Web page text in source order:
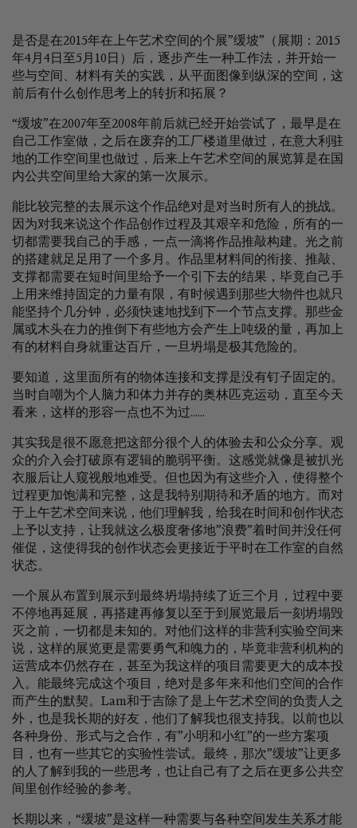
是否是在2015年在上午艺术空间的个展”缓坡”（展期：2015
年4月4日至5月10日）后，逐步产生一种工作法，并开始一
些与空间、材料有关的实践，从平面图像到纵深的空间，这
前后有什么创作思考上的转折和拓展？
“缓坡”在2007年至2008年前后就已经开始尝试了，最早是在
自己工作室做，之后在废弃的工厂楼道里做过，在意大利驻
地的工作空间里也做过，后来上午艺术空间的展览算是在国
内公共空间里给大家的第一次展示。
能比较完整的去展示这个作品绝对是对当时所有人的挑战。
因为对我来说这个作品创作过程及其艰辛和危险，所有的一
切都需要我自己的手感，一点一滴将作品推敲构建。光之前
的搭建就足足用了一个多月。作品里材料间的衔接、推敲、
支撑都需要在短时间里给予一个引下去的结果，毕竟自己手
上用来维持固定的力量有限，有时候遇到那些大物件也就只
能坚持个几分钟，必须快速地找到下一个节点支撑。那些金
属或木头在力的推倒下有些地方会产生上吨级的量，再加上
有的材料自身就重达百斤，一旦坍塌是极其危险的。
要知道，这里面所有的物体连接和支撑是没有钉子固定的。
当时自嘲为个人脑力和体力并存的奥林匹克运动，直至今天
看来，这样的形容一点也不为过......
其实我是很不愿意把这部分很个人的体验去和公众分享。观
众的介入会打破原有逻辑的脆弱平衡。这感觉就像是被扒光
衣服后让人窥视般地难受。但也因为有这些介入，使得整个
过程更加饱满和完整，这是我特别期待和矛盾的地方。而对
于上午艺术空间来说，他们理解我，给我在时间和创作状态
上予以支持，让我就这么极度奢侈地”浪费”着时间并没任何
催促，这使得我的创作状态会更接近于平时在工作室的自然
状态。
一个展从布置到展示到最终坍塌持续了近三个月，过程中要
不停地再延展，再搭建再修复以至于到展览最后一刻坍塌毁
灭之前，一切都是未知的。对他们这样的非营利实验空间来
说，这样的展览更是需要勇气和魄力的，毕竟非营利机构的
运营成本仍然存在，甚至为我这样的项目需要更大的成本投
入。能最终完成这个项目，绝对是多年来和他们空间的合作
而产生的默契。Lam和于吉除了是上午艺术空间的负责人之
外，也是我长期的好友，他们了解我也很支持我。以前也以
各种身份、形式与之合作，有”小明和小红”的一些方案项
目，也有一些其它的实验性尝试。最终，那次”缓坡”让更多
的人了解到我的一些思考，也让自己有了之后在更多公共空
间里创作经验的参考。
长期以来，“缓坡”是这样一种需要与各种空间发生关系才能